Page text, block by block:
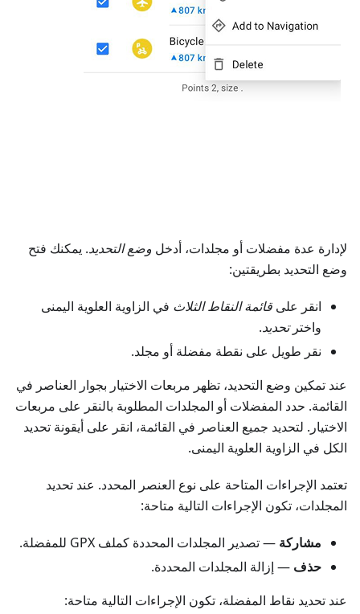
لإدارة عدة مفضلات أو مجلدات، أدخل وضع التحديد. يمكنك فتح
وضع التحديد بطريقتين:
انقر على قائمة النقاط الثلاث في الزاوية العلوية اليمنى
واخترتحديد.
نقر طويل على نقطة مفضلة أو مجلد.
عند تمكين وضع التحديد، تظهر مربعات الاختيار بجوار العناصر في
القائمة. حدد المفضلات أو المجلدات المطلوبة بالنقر على مربعات
الاختيار. لتحديد جميع العناصر في القائمة، انقر على أيقونة تحديد
الكل في الزاوية العلوية اليمنى.
تعتمد الإجراءات المتاحة على نوع العنصر المحدد. عند تحديد
المجلدات، تكون الإجراءات التالية متاحة:
مشاركة — تصدير المجلدات المحددة كملف GPX للمفضلة.
حذف — إزالة المجلدات المحددة.
عند تحديد نقاط المفضلة، تكون الإجراءات التالية متاحة: